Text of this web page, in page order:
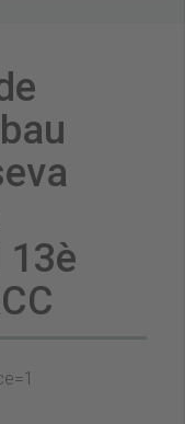
13è